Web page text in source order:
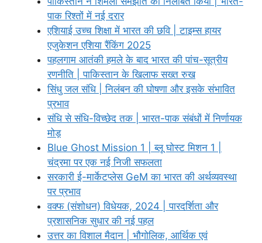
पाक रिश्तों में नई दरार
एशियाई उच्च शिक्षा में भारत की छवि | टाइम्स हायर
एजुकेशन एशिया रैंकिंग 2025
पहलगाम आतंकी हमले के बाद भारत की पांच-सूत्रीय
रणनीति | पाकिस्तान के खिलाफ सख्त रुख
सिंधु जल संधि | निलंबन की घोषणा और इसके संभावित
प्रभाव
संधि से संधि-विच्छेद तक | भारत-पाक संबंधों में निर्णायक
मोड़
Blue Ghost Mission 1 | ब्लू घोस्ट मिशन 1 |
चंद्रमा पर एक नई निजी सफलता
सरकारी ई-मार्केटप्लेस GeM का भारत की अर्थव्यवस्था
पर प्रभाव
वक्फ (संशोधन) विधेयक, 2024 | पारदर्शिता और
प्रशासनिक सुधार की नई पहल
उत्तर का विशाल मैदान | भौगोलिक, आर्थिक एवं